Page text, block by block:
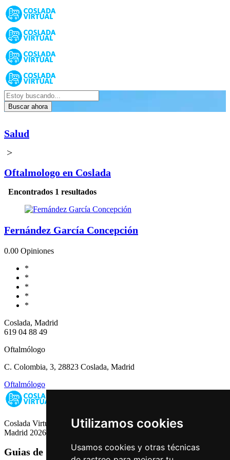
Utilizamos cookies
Usamos cookies y otras técnicas
Buscar ahora
Salud
>
Oftalmologo en Coslada
Encontrados 1 resultados
Fernández García Concepción
0.00 Opiniones
*
*
*
*
*
Coslada, Madrid
619 04 88 49
Oftalmólogo
C. Colombia, 3, 28823 Coslada, Madrid
Oftalmólogo
Coslada Virtual: Guia de Empresas, Ocio y Servicios de Coslada,
Madrid 2026
Guias de Ciudades